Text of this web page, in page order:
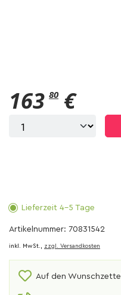
163 80 €
Lieferzeit 4-5 Tage
Artikelnummer: 70831542
inkl. MwSt., zzgl. Versandkosten
Auf den Wunschzettel